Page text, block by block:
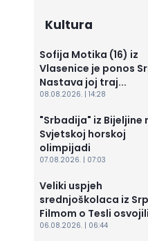
Kultura
Sofija Motika (16) iz
Vlasenice je ponos
Nastava joj traj...
08.08.2026. | 14:28
"Srbadija" iz Bijeljine
Svjetskoj horskoj
olimpijadi
07.08.2026. | 07:03
Veliki uspjeh
srednjoškolaca iz
Filmom o Tesli
06.08.2026. | 06:44